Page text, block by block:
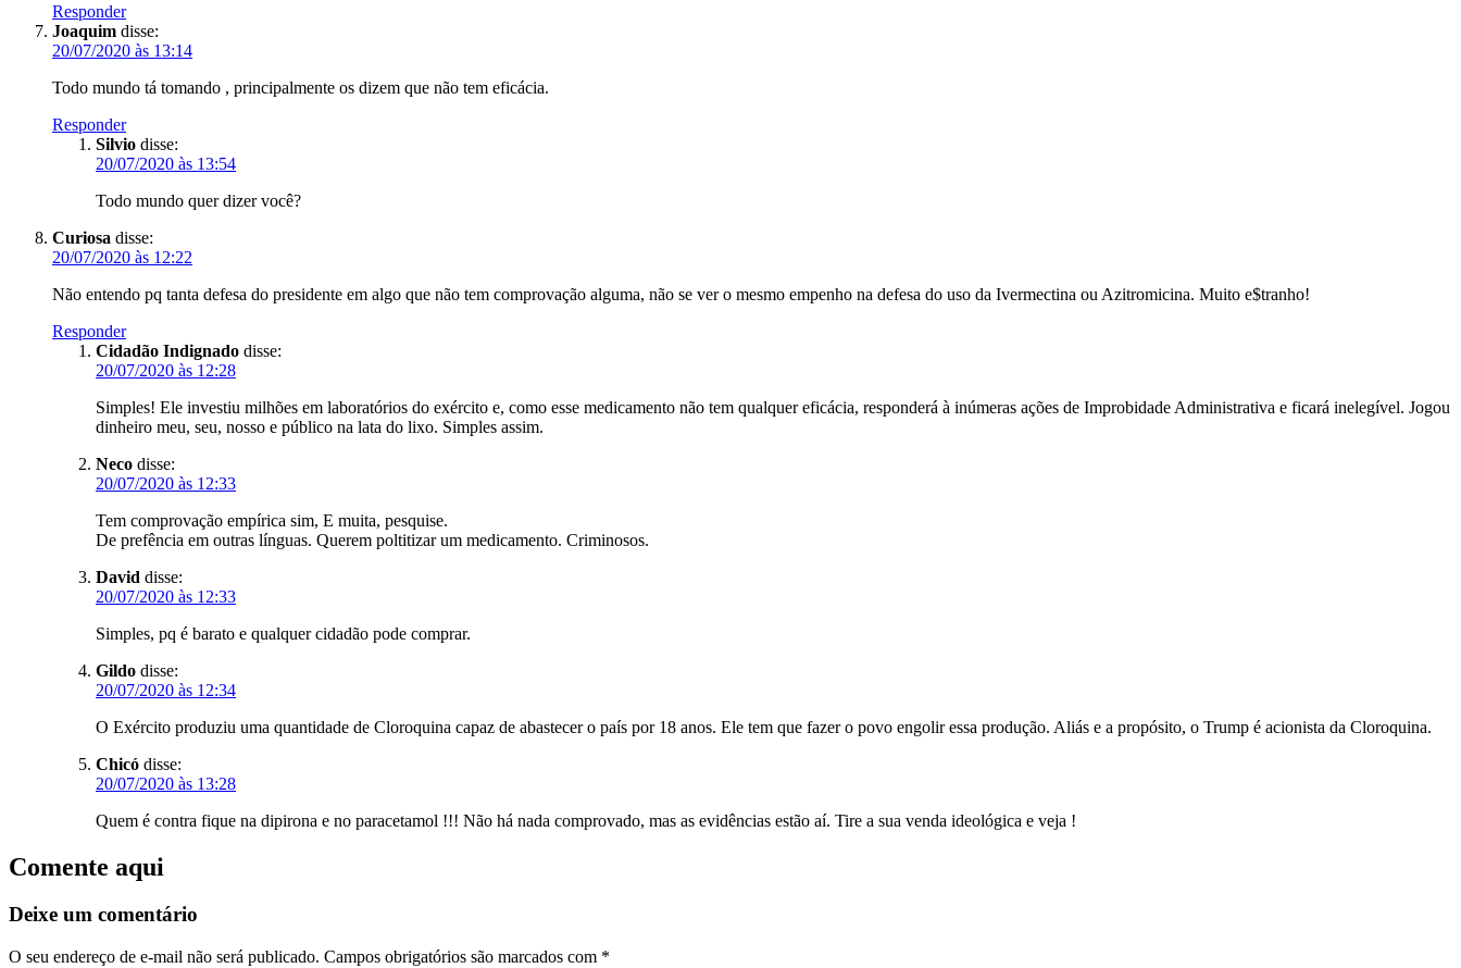
Responder
Joaquim disse:
20/07/2020 às 13:14
Todo mundo tá tomando , principalmente os dizem que não tem eficácia.
Responder
Silvio disse:
20/07/2020 às 13:54
Todo mundo quer dizer você?
Curiosa disse:
20/07/2020 às 12:22
Não entendo pq tanta defesa do presidente em algo que não tem comprovação alguma, não se ver o mesmo empenho na defesa do uso da Ivermectina ou Azitromicina. Muito e$tranho!
Responder
Cidadão Indignado disse:
20/07/2020 às 12:28
Simples! Ele investiu milhões em laboratórios do exército e, como esse medicamento não tem qualquer eficácia, responderá à inúmeras ações de Improbidade Administrativa e ficará inelegível. Jogou
dinheiro meu, seu, nosso e público na lata do lixo. Simples assim.
Neco disse:
20/07/2020 às 12:33
Tem comprovação empírica sim, E muita, pesquise.
De prefência em outras línguas. Querem poltitizar um medicamento. Criminosos.
David disse:
20/07/2020 às 12:33
Simples, pq é barato e qualquer cidadão pode comprar.
Gildo disse:
20/07/2020 às 12:34
O Exército produziu uma quantidade de Cloroquina capaz de abastecer o país por 18 anos. Ele tem que fazer o povo engolir essa produção. Aliás e a propósito, o Trump é acionista da Cloroquina.
Chicó disse:
20/07/2020 às 13:28
Quem é contra fique na dipirona e no paracetamol !!! Não há nada comprovado, mas as evidências estão aí. Tire a sua venda ideológica e veja !
Comente aqui
Deixe um comentário
O seu endereço de e-mail não será publicado. Campos obrigatórios são marcados com *